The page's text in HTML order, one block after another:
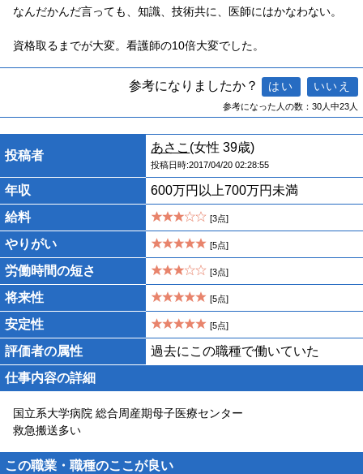
なんだかんだ言っても、知識、技術共に、医師にはかなわない。
資格取るまでが大変。看護師の10倍大変でした。
参考になりましたか？
参考になった人の数：30人中23人
投稿者
あさこ (女性 39歳)
投稿日時:2017/04/20 02:28:55
年収
600万円以上700万円未満
給料
[3点]
やりがい [5点]
労働時間の短さ [3点]
将来性 [5点]
安定性 [5点]
評価者の属性
過去にこの職種で働いていた
仕事内容の詳細
国立系大学病院 総合周産期母子医療センター
救急搬送多い
この職業・職種のここが良い